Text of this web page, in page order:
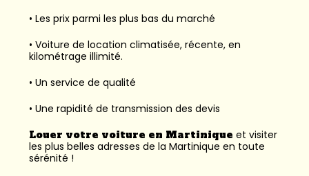
• Les prix parmi les plus bas du marché
• Voiture de location climatisée, récente, en
kilométrage illimité.
• Un service de qualité
• Une rapidité de transmission des devis
Louer votre voiture en Martinique et visiter
les plus belles adresses de la Martinique en toute
sérénité !